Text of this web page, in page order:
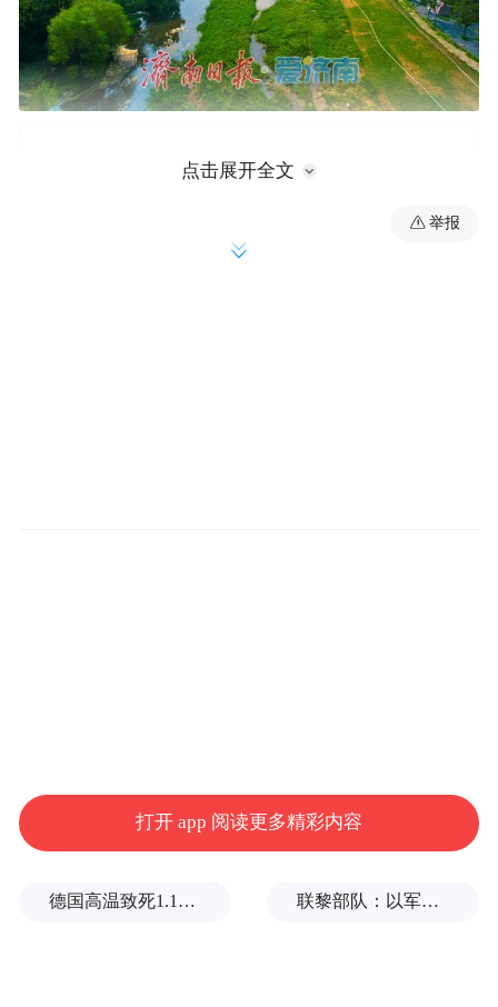
点击展开全文
举报
打开 app 阅读更多精彩内容
德国高温致死1.19万人，为2016年来最高纪录 联黎部队：以军单日向黎发射113枚炮弹